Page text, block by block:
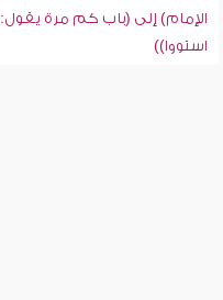
الإمام) إلى (باب كم مرة يقول:
استووا))